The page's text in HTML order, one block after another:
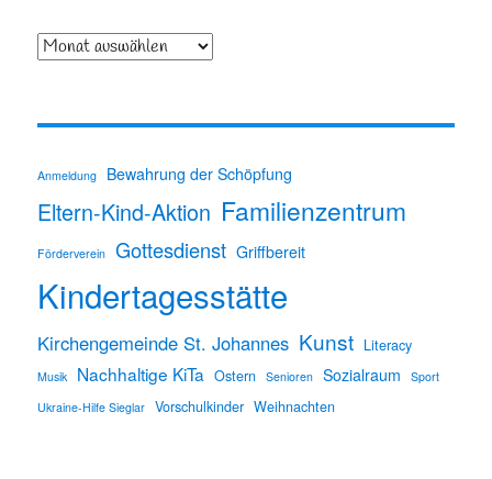
Archiv
Anmeldung Bewahrung der Schöpfung
Eltern-Kind-Aktion Familienzentrum
Förderverein Gottesdienst Griffbereit
Kindertagesstätte
Kirchengemeinde St. Johannes Kunst Literacy
Musik Nachhaltige KiTa Ostern Senioren Sozialraum
Sport
Ukraine-Hilfe Sieglar
Vorschulkinder Weihnachten